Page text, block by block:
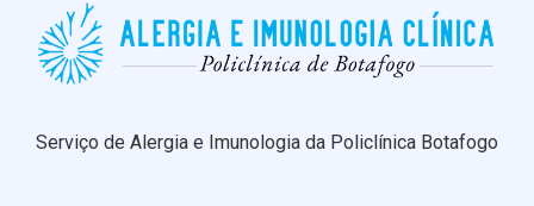
Serviço de Alergia e Imunologia da Policlínica Botafogo